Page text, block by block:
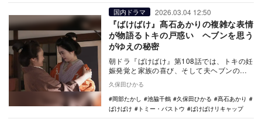
国内ドラマ 2026.03.04 12:50
『ばけばけ』髙石あかりの複雑な表情
が物語るトキの戸惑い ヘブンを思う
がゆえの秘密
朝ドラ『ばけばけ』第108話では、トキの妊
娠発覚と家族の喜び、そして夫ヘブンの夢
キの繊細な…
久保田ひかる
岡部たかし
池脇千鶴 久保田ひかる
髙石あかり
ばけばけ
トミー・バストウ ばけばけリキャップ